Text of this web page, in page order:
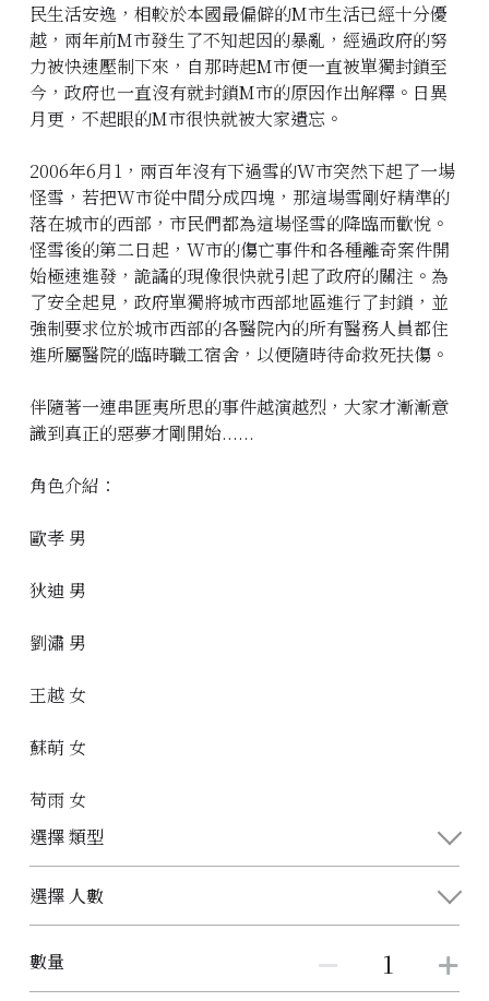
民生活安逸，相較於本國最偏僻的M市生活已經十分優
越，兩年前M市發生了不知起因的暴亂，經過政府的努
力被快速壓制下來，自那時起M市便一直被單獨封鎖至
今，政府也一直沒有就封鎖M市的原因作出解釋。日異
月更，不起眼的M市很快就被大家遺忘。
2006年6月1，兩百年沒有下過雪的W市突然下起了一場
怪雪，若把W市從中間分成四塊，那這場雪剛好精準的
落在城市的西部，市民們都為這場怪雪的降臨而歡悅。
怪雪後的第二日起，W市的傷亡事件和各種離奇案件開
始極速進發，詭譎的現像很快就引起了政府的關注。為
了安全起見，政府單獨將城市西部地區進行了封鎖，並
強制要求位於城市西部的各醫院內的所有醫務人員都住
進所屬醫院的臨時職工宿舍，以便隨時待命救死扶傷。
伴隨著一連串匪夷所思的事件越演越烈，大家才漸漸意
識到真正的惡夢才剛開始......
角色介紹：
歐孝 男
狄迪 男
劉潚 男
王越 女
蘇萌 女
苟雨 女
選擇 類型
選擇 人數
數量